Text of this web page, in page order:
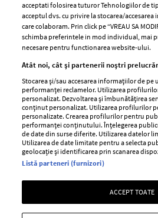
Unul dintre cele mai folosite
aeroporturi din Europa își
închide complet porțile timp
de trei luni. Milioane de
pasageri, afectați
Un
viață.
Intră în culisele noii colecții
Vara
într-o
acceptati folosirea tuturor Tehnologiilor de
acceptul dvs. cu privire la stocarea/
care colaboram. Prin click pe “VREAU SA
schimba preferintele in mod individual, mai
necesare pentru functionarea website-ului.
Atât noi, cât și partenerii noștri
Stocarea și/sau accesarea informațiilor de pe
performanței reclamelor. Utilizarea
personalizat. Dezvoltarea și îmbunătățirea
conținut personalizat. Utilizarea profilurilor
personalizate. Crearea profilurilor pentru
performanței conținutului. Înțelegerea
de date din surse diferite. Utilizarea datelor
Utilizarea de date limitate pentru a selecta
geolocație și identificarea prin scanarea
Listă parteneri (furnizori)
ACCEPT TOATE